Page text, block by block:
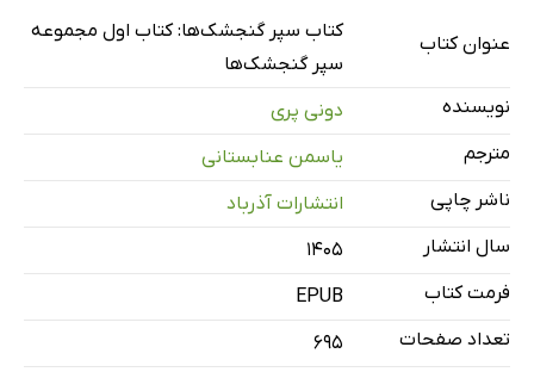
عنوان کتاب
کتاب سپر گنجشک‌ها: کتاب اول مجموعه
سپر گنجشک‌ها
نویسنده
دونی پری
مترجم
یاسمن عنابستانی
ناشر چاپی
انتشارات آذرباد
سال انتشار
۱۴۰۵
فرمت کتاب
EPUB
تعداد صفحات
695